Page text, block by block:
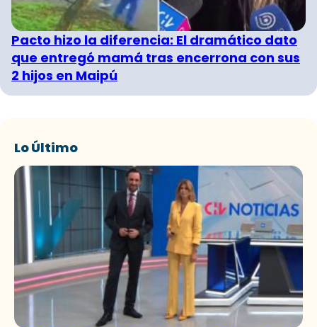
Pacto hizo la diferencia: El dramático dato
que entregó mamá tras encerrona con sus
2 hijos en Maipú
Lo Último